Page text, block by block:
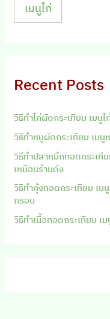
เมนูไก่
Recent Posts
วิธีทำไก่ผัดกระเทียม เมนู
วิธีทำหมูผัดกระเทียม เม
วิธีทำปลาหมึกทอดกระเที
เหมือนร้านดัง
วิธีทำกุ้งทอดกระเทียม เม
กรอบ
วิธีทำเนื้อทอดกระเทียม เ